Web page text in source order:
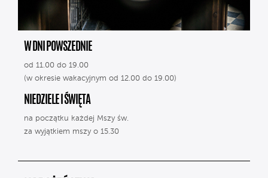
W DNI POWSZEDNIE
od 11.00 do 19.00
(w okresie wakacyjnym od 12.00 do 19.00)
NIEDZIELE I ŚWIĘTA
na początku każdej Mszy św.
za wyjątkiem mszy o 15.30